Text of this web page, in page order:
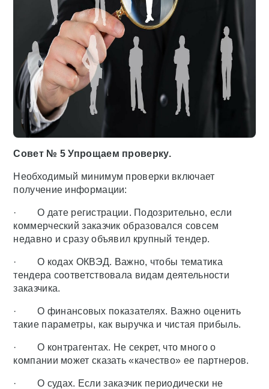
Совет № 5 Упрощаем проверку.
Необходимый минимум проверки включает
получение информации:
· О дате регистрации. Подозрительно, если
коммерческий заказчик образовался совсем
недавно и сразу объявил крупный тендер.
· О кодах ОКВЭД. Важно, чтобы тематика
тендера соответствовала видам деятельности
заказчика.
· О финансовых показателях. Важно оценить
такие параметры, как выручка и чистая прибыль.
· О контрагентах. Не секрет, что много о
компании может сказать «качество» ее партнеров.
· О судах. Если заказчик периодически не